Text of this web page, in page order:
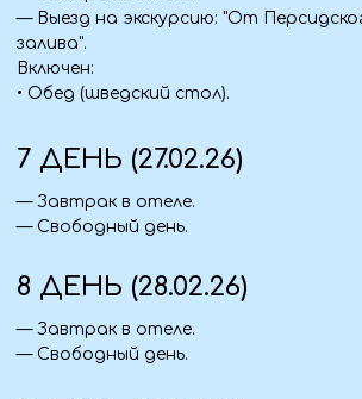
• Абу-Даби: Мечеть Шейха Заида, Королевский дворец
Каср Аль Ватан, набережная.
• Дубай:
прогулка, Дубай Молл, поющие фонтаны.
• "От Персидского до Оманского залива".
— 7 завтраков (шведский стол); 2 обеда (включая
Дубае).
Питание:
— 7 ночей в отеле Holiday International 4*
Проживание:
— Трансферы на все экскурсии.